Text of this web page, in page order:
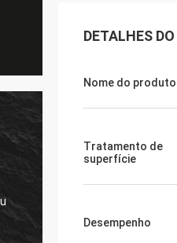
Donald
Os bons membros
respondem a
DETALHES
Nome do produto
Tratamento de
superfície
Desempenho